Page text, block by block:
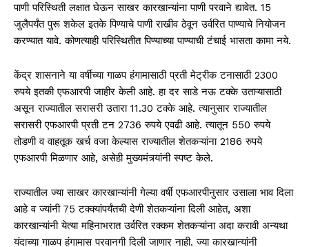
पाणी परिस्थिती लक्षात घेऊन साखर कारखान्यांना पाणी परवाने द्यावेत. 15
जुलैपर्यंत पुरू शकेल इतके पिण्याचे पाणी राखीव ठेवून उर्वरित पाण्याचे नियोजन
करण्यात यावे. कोणत्याही परिस्थितीत पिण्याच्या पाण्याची टंचाई भासता कामा नये.
केंद्र शासनाने या वर्षीच्या गाळप हंगामासाठी प्रती मेट्रीक टनासाठी 2300
रुपये इतकी एफआरपी जाहीर केली आहे. हा दर साडे नऊ टक्के उताऱ्यासाठी
असून राज्यातील सरासरी उतारा 11.30 टक्के आहे. त्यानुसार राज्यातील
सरासरी एफआरपी प्रती टन 2736 रुपये एवढी आहे. त्यातून 550 रुपये
तोडणी व वाहतूक खर्च वजा केल्यास राज्यातील शेतकऱ्यांना 2186 रुपये
एफआरपी मिळणार आहे, असेही मुख्यमंत्र्यांनी स्पष्ट केले.
राज्यातील ज्या साखर कारखान्यांनी गेल्या वर्षी एफआरपीनुसार उसाला भाव दिला
आहे व ज्यांनी 75 टक्क्यांपर्यंतची देणी शेतकऱ्यांना दिली आहेत, अशा
कारखान्यांनी येत्या महिनाभरात उर्वरित रक्कम शेतकऱ्यांना अदा करावी अन्यथा
यंदाच्या गाळप हंगामास परवानगी दिली जाणार नाही. ज्या कारखान्यांनी